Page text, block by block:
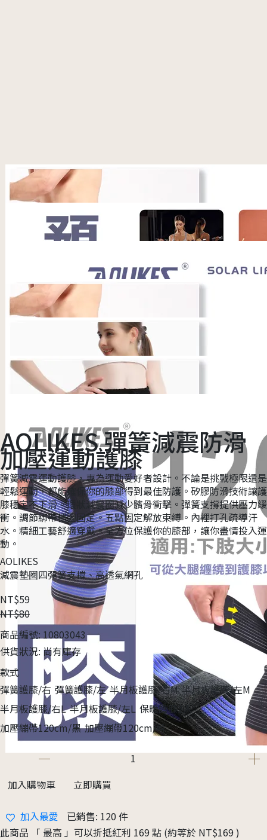
AOLIKES 彈簧減震防滑
加壓運動護膝
彈簧減震運動護膝，專為運動愛好者設計。不論是挑戰極限還是
輕鬆運動，都能確保你的膝部得到最佳防護。矽膠防滑技術讓護
膝穩定不下滑。環狀減震圈減少髕骨衝擊。彈簧支撐提供壓力緩
衝。調節綁帶穩固固定。五點固定解放束縛。內裡打孔疏導汗
水。精細工藝舒適穿戴。全方位保護你的膝部，讓你盡情投入運
動。
AOLIKES
減震墊圈四彈簧支撐、高透氣網孔
NT$59
NT$80
商品編號: 10803043
供貨狀況: 尚有庫存
款式
彈簧護膝/右 彈簧護膝/左 半月板護膝/右M 半月板護膝/左M
半月板護膝/右L 半月板護膝/左L 保暖護膝2入
加壓繃帶120cm/黑 加壓繃帶120cm/藍
加入購物車 立即購買
加入最愛
已銷售: 120 件
此商品 「 最高 」可以折抵紅利 169點 (約等於 NT$169)